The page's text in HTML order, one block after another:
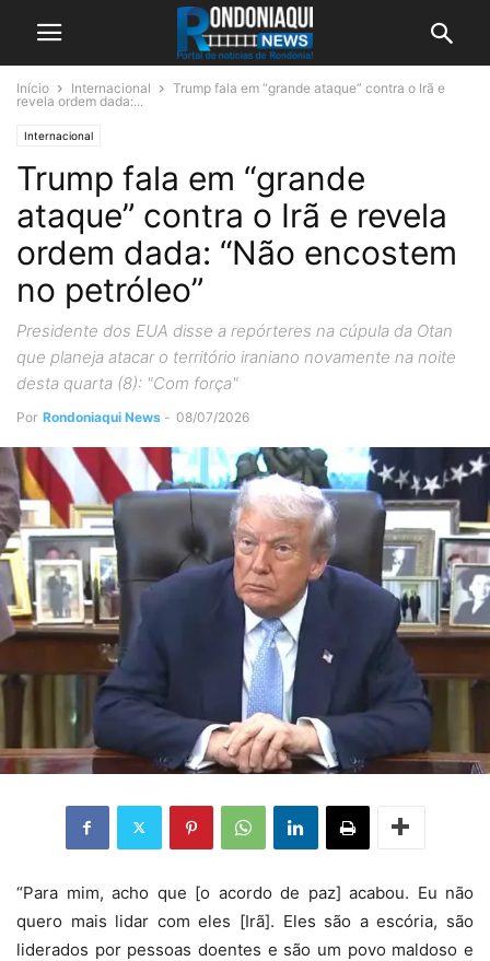
Início Internacional
Trump fala em “grande ataque” contra o Irã e
revela ordem dada:...
Internacional
Trump fala em “grande
ataque” contra o Irã e revela
ordem dada: “Não encostem
no petróleo”
Presidente dos EUA disse a repórteres na cúpula da Otan
que planeja atacar o território iraniano novamente na noite
desta quarta (8): "Com força"
Por Rondoniaqui News - 08/07/2026
“Para mim, acho que [o acordo de paz] acabou. Eu não
quero mais lidar com eles [Irã]. Eles são a escória, são
liderados por pessoas doentes e são um povo maldoso e